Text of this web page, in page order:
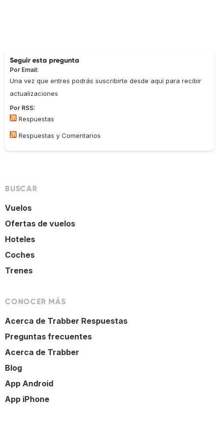
Seguir esta pregunta
Por Email:
Una vez que entres podrás suscribirte desde aquí para recibir
actualizaciones
Por RSS:
Respuestas
Respuestas y Comentarios
BUSCAR
Vuelos
Ofertas de vuelos
Hoteles
Coches
Trenes
CONOCER MÁS
Acerca de Trabber Respuestas
Preguntas frecuentes
Acerca de Trabber
Blog
App Android
App iPhone